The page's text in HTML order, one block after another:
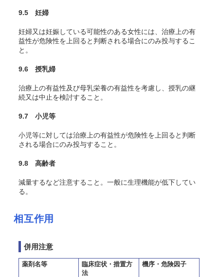
9.5 妊婦
妊婦又は妊娠している可能性のある女性には、治療上の有
益性が危険性を上回ると判断される場合にのみ投与するこ
と。
9.6 授乳婦
治療上の有益性及び母乳栄養の有益性を考慮し、授乳の継
続又は中止を検討すること。
9.7 小児等
小児等に対しては治療上の有益性が危険性を上回ると判断
される場合にのみ投与すること。
9.8 高齢者
減量するなど注意すること。一般に生理機能が低下してい
る。
相互作用
併用注意
薬剤名等
臨床症状・措置方
法
機序・危険因子